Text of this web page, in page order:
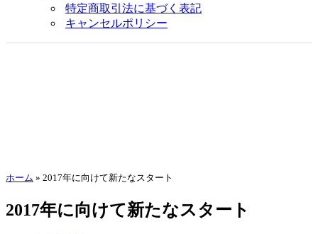
特定商取引法に基づく表記
キャンセルポリシー
ホーム » 2017年に向けて新たなスタート
2017年に向けて新たなスタート